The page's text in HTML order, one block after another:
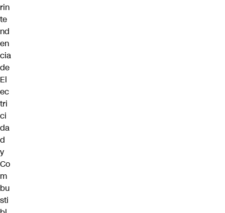
rin
te
nd
en
cia
de
El
ec
tri
ci
da
d
y
Co
m
bu
sti